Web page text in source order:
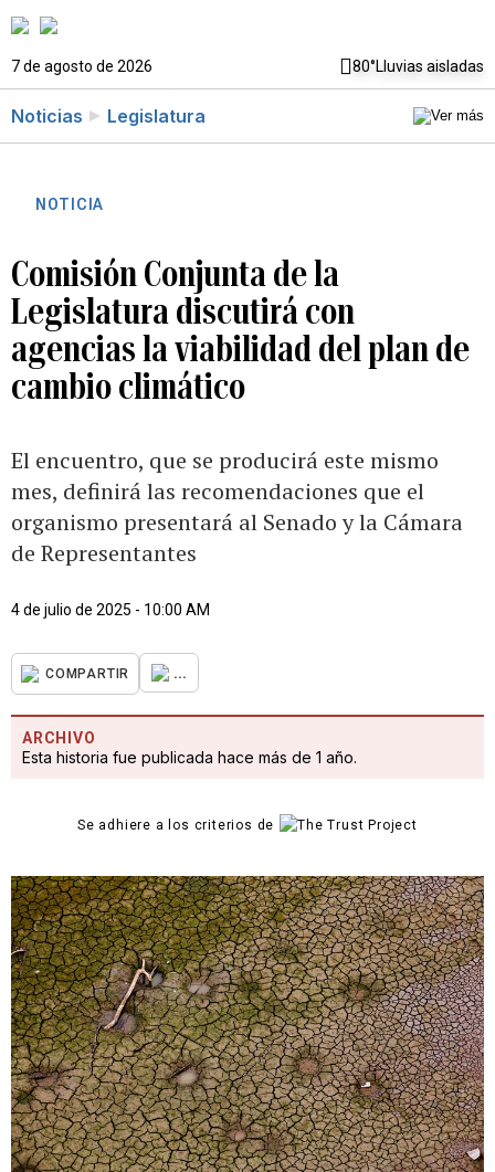
7 de agosto de 2026 80°Lluvias aisladas
Noticias Legislatura
NOTICIA
Comisión Conjunta de la
Legislatura discutirá con
agencias la viabilidad del plan de
cambio climático
El encuentro, que se producirá este mismo
mes, definirá las recomendaciones que el
organismo presentará al Senado y la Cámara
de Representantes
4 de julio de 2025 - 10:00 AM
COMPARTIR ...
ARCHIVO
Esta historia fue publicada hace más de 1 año.
Se adhiere a los criterios de